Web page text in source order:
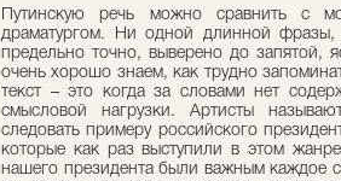
Путинскую речь можно сравнить с
драматургом. Ни одной длинной
предельно точно, выверено до
очень хорошо знаем, как трудно
текст – это когда за словами нет
смысловой нагрузки. Артисты
следовать примеру российского
которые как раз выступили в этом
нашего президента были важным каждое